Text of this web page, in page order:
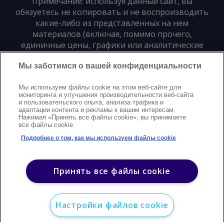
обязуетесь не копировать и не воспроизводить
какие-либо из представленных на нем
материалов (включая, помимо прочего,
единичные цены, графики или аналитические
материалы) в любой форме и для любых целей
без предварительного письменного согласия
Политика конфиденциальностиTrademarks
Защита авторских правУсловияModern Slavery Statement
Мы заботимся о вашей конфиденциальности
Мы используем файлы cookie на этом веб-сайте для
мониторинга и улучшения производительности веб-сайта
и пользовательского опыта, анализа трафика и
адаптации контента и рекламы к вашим интересам.
Нажимая «Принять все файлы cookie», вы принимаете
все файлы cookie.
Подробнее о том, как мы используем файлы cookie
Принять все файлы cookie
Настройки файлов cookie